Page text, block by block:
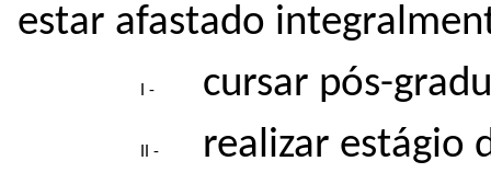
estar afastado
cursar pós-
realizar estágio